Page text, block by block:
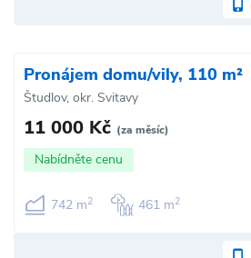
Pronájem domu/vily, 110 m²
Študlov, okr. Svitavy
11 000 Kč (za měsíc)
Nabídněte cenu
742 m2 461 m2